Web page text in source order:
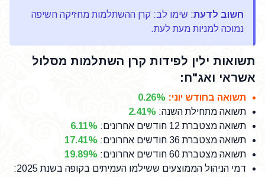
חשוב לדעת: שימו לב: קרן ההשתלמות מחזיקה חשיפה
נמוכה למניות מעת לעת.
תשואות ילין לפידות קרן השתלמות מסלול
אשראי ואג"ח:
תשואה בחודש יוני:
0.26%
תשואה מתחילת השנה:
2.41%
תשואה מצטברת 12 חודשים אחרונים
:
6.11%
תשואה מצטברת 36 חודשים אחרונים
:
17.41%
תשואה מצטברת 60 חודשים אחרונים
:
19.89%
דמי הניהול הממוצעים ששילמו העמיתים בקופה בשנת 2025
: